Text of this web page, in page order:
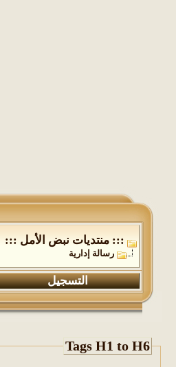
::: منتديات نبض الأمل :::
رسالة إدارية
التسجيل
Tags H1 to H6